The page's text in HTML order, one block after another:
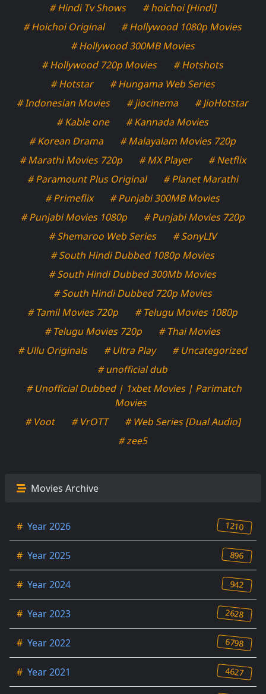
# Hindi Tv Shows
# hoichoi [Hindi]
# Hoichoi Original
# Hollywood 1080p Movies
# Hollywood 300MB Movies
# Hollywood 720p Movies
# Hotshots
# Hotstar
# Hungama Web Series
# Indonesian Movies
# jiocinema
# JioHotstar
# Kable one
# Kannada Movies
# Korean Drama
# Malayalam Movies 720p
# Marathi Movies 720p
# MX Player
# Netflix
# Paramount Plus Original
# Planet Marathi
# Primeflix
# Punjabi 300MB Movies
# Punjabi Movies 1080p
# Punjabi Movies 720p
# Shemaroo Web Series
# SonyLIV
# South Hindi Dubbed 1080p Movies
# South Hindi Dubbed 300Mb Movies
# South Hindi Dubbed 720p Movies
# Tamil Movies 720p
# Telugu Movies 1080p
# Telugu Movies 720p
# Thai Movies
# Ullu Originals
# Ultra Play
# Uncategorized
# unofficial dub
# Unofficial Dubbed | 1xbet Movies | Parimatch
Movies
# Voot
# VrOTT
# Web Series [Dual Audio]
# zee5
Movies Archive
# Year 2026 1210
# Year 2025 896
# Year 2024 942
# Year 2023 2628
# Year 2022 6798
# Year 2021 4627